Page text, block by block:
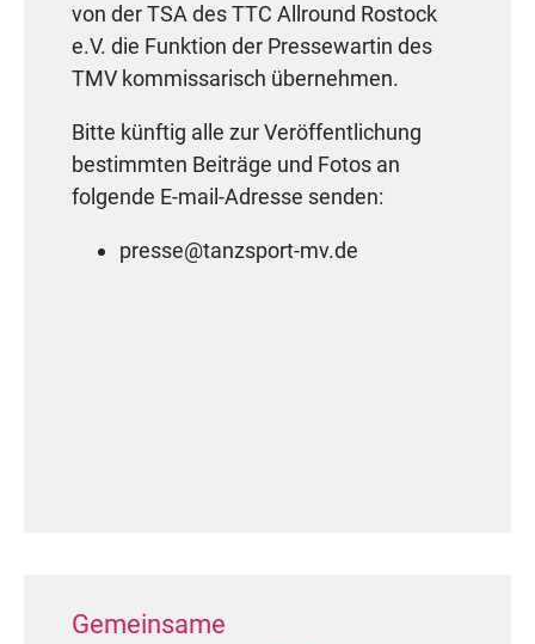
von der TSA des TTC Allround Rostock
e.V. die Funktion der Pressewartin des
TMV kommissarisch übernehmen.
Bitte künftig alle zur Veröffentlichung
bestimmten Beiträge und Fotos an
folgende E-mail-Adresse senden:
presse@tanzsport-mv.de
Gemeinsame